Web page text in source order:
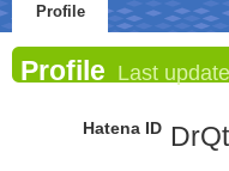
Profile
Profile Last
Hatena ID